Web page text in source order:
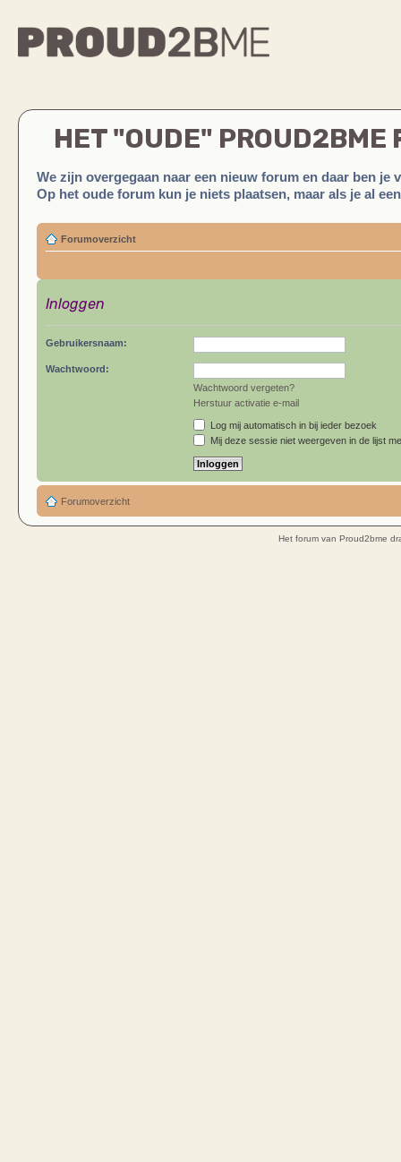
HET "OUDE" PROUD2BME
We zijn overgegaan naar een nieuw forum en daar ben je
Op het oude forum kun je niets plaatsen, maar als je al
Forumoverzicht
Inloggen
Gebruikersnaam:
Wachtwoord:
Wachtwoord vergeten?
Herstuur activatie e-mail
Log mij automatisch in bij ieder bezoek
Mij deze sessie niet weergeven in de lijst
Forumoverzicht
Het forum van Proud2bme